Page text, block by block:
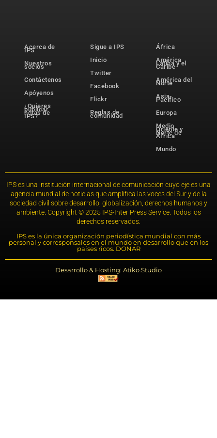
Acerca de
IPS
Nuestros
socios
Contáctenos
Apóyenos
¿Quieres
publicar
notas de
IPS?
Sigue a IPS
Inicio
Twitter
Facebook
Flickr
Reglas de
comunidad
África
América
Latina y el
Caribe
América del
Norte
Asia-
Pacífico
Europa
Medio
Oriente y
Norte de
África
Mundo
IPS es una institución internacional de comunicación cuyo eje es una
agencia mundial de noticias que amplifica las voces del Sur y de la
sociedad civil sobre desarrollo, globalización, derechos humanos y
ambiente. Copyright © 2025 IPS-Inter Press Service. Todos los
derechos reservados.
IPS es la única organización periodística mundial con más
personal y corresponsales en el mundo en desarrollo que en los
países ricos. DONAR
Desarrollo & Hosting: Atiko.Studio